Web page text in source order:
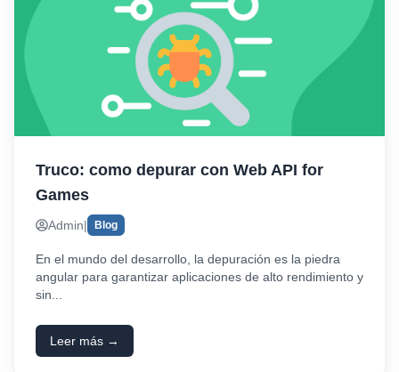
Truco: como depurar con Web API for
Games
Admin| Blog
En el mundo del desarrollo, la depuración es la piedra
angular para garantizar aplicaciones de alto rendimiento y
sin...
Leer más →